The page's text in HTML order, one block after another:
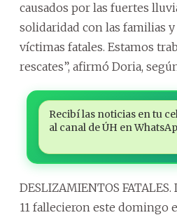
causados por las fuertes
solidaridad con las familias y
víctimas fatales. Estamos
rescates”, afirmó Doria,
Recibí las noticias en tu
al canal de ÚH en
DESLIZAMIENTOS
11 fallecieron este domingo